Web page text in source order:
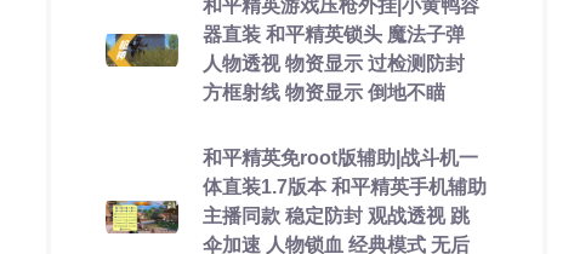
和平精英游戏压枪外挂|小黄鸭容
器直装 和平精英锁头 魔法子弹
人物透视 物资显示 过检测防封
方框射线 物资显示 倒地不瞄
和平精英免root版辅助|战斗机一
体直装1.7版本 和平精英手机辅助
主播同款 稳定防封 观战透视 跳
伞加速 人物锁血 经典模式 无后